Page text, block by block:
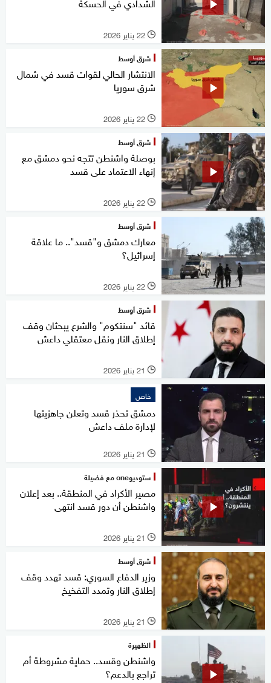
l 22 يناير 2026
شرق أوسط
الانتشار الحالي لقوات قسد في شمال
شرق سوريا
l 22 يناير 2026
شرق أوسط
بوصلة واشنطن تتجه نحو دمشق مع
إنهاء الاعتماد على قسد
l 22 يناير 2026
شرق أوسط
معارك دمشق و"قسد".. ما علاقة
إسرائيل؟
l 22 يناير 2026
شرق أوسط
قائد "سنتكوم" والشرع يبحثان وقف
إطلاق النار ونقل معتقلي داعش
l 21 يناير 2026
خاص
دمشق تحذر قسد وتعلن جاهزيتها
لإدارة ملف داعش
l 21 يناير 2026
ستوديوone مع فضيلة
مصير الأكراد في المنطقة.. بعد إعلان
واشنطن أن دور قسد انتهى
l 21 يناير 2026
شرق أوسط
وزير الدفاع السوري: قسد تهدد وقف
إطلاق النار وتمدد التفخيخ
l 21 يناير 2026
الظهيرة
واشنطن وقسد.. حماية مشروطة أم
تراجع بالدعم؟